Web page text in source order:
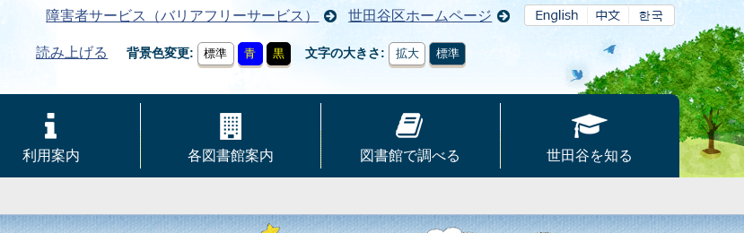
障害者サービス（バリアフリーサービス） 世田谷区ホームページ
読み上げる 背景色変更 標準 青 黒 文字の大きさ 拡大 標準
利用案内 各図書館案内 図書館で調べる 世田谷を知る